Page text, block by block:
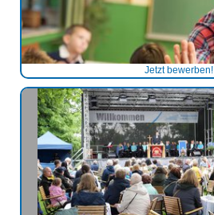
Jetzt bewerben!